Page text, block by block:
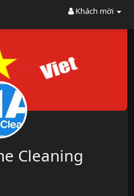
Khách mời
Cleaning